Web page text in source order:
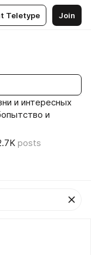
Teletype Join
и интересных
и
posts